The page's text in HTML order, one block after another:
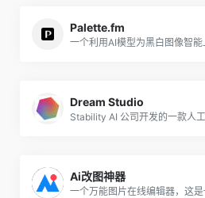
Palette.fm
一个利用AI模型为黑白图像智
Dream Studio
Ai改图神器